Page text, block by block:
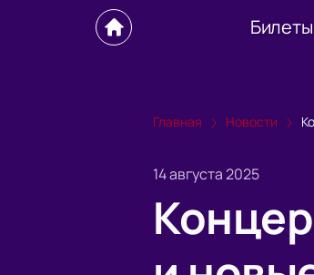
Билеты
Главная Новости
14 августа 2025